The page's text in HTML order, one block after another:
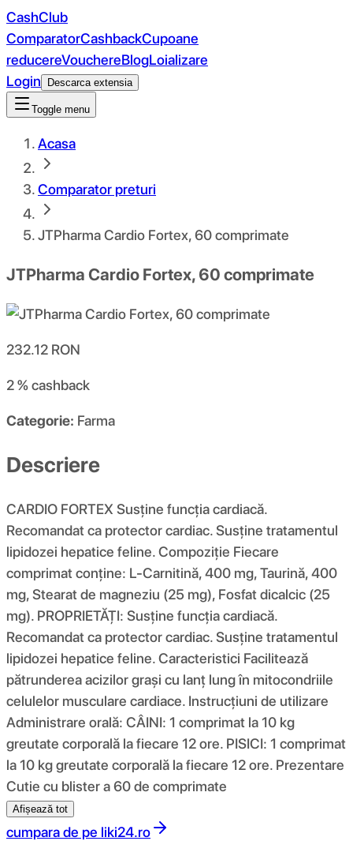
CashClub
ComparatorCashbackCupoane
reducereVouchereBlogLoializare
Login
Descarca extensia
Toggle menu
Acasa
Comparator preturi
JTPharma Cardio Fortex, 60 comprimate
JTPharma Cardio Fortex, 60 comprimate
232.12 RON
2 %cashback
Categorie: Farma
Descriere
CARDIO FORTEX Susține funcția cardiacă.
Recomandat ca protector cardiac. Susține tratamentul
lipidozei hepatice feline. Compoziţie Fiecare
comprimat conține: L-Carnitină, 400 mg, Taurină, 400
mg, Stearat de magneziu (25 mg), Fosfat dicalcic (25
mg). PROPRIETĂȚI: Susține funcția cardiacă.
Recomandat ca protector cardiac. Susține tratamentul
lipidozei hepatice feline. Caracteristici Facilitează
pătrunderea acizilor grași cu lanț lung în mitocondriile
celulelor musculare cardiace. Instrucțiuni de utilizare
Administrare orală: CÂINI: 1 comprimat la 10 kg
greutate corporală la fiecare 12 ore. PISICI: 1 comprimat
la 10 kg greutate corporală la fiecare 12 ore. Prezentare
Cutie cu blister a 60 de comprimate
Afișează tot
cumpara de pe liki24.ro